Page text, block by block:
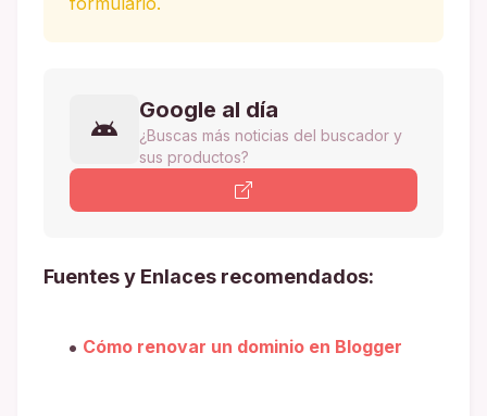
Google al día
¿Buscas más noticias del buscador y
sus productos?
Fuentes y Enlaces recomendados:
Cómo renovar un dominio en Blogger